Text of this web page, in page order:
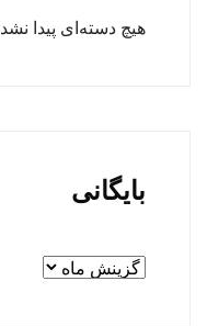
هیچ دسته‌ای پیدا نشد
بایگانی